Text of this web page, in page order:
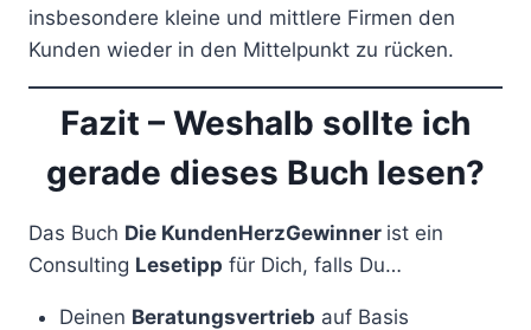
insbesondere kleine und mittlere Firmen den
Kunden wieder in den Mittelpunkt zu rücken.
Fazit – Weshalb sollte ich
gerade dieses Buch lesen?
Das Buch Die KundenHerzGewinner ist ein
Consulting Lesetipp für Dich, falls Du…
Deinen Beratungsvertrieb auf Basis